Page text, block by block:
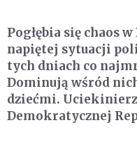
Pogłębia się chaos
napiętej sytuacji
tych dniach co
Dominują wśród
dziećmi.
Demokratycznej